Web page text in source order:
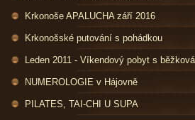
Krkonoše APALUCHA září 2016
Krkonošské putování s pohádkou
Leden 2011 - Víkendový pobyt s
NUMEROLOGIE v Hájovně
PILATES, TAI-CHI U SUPA